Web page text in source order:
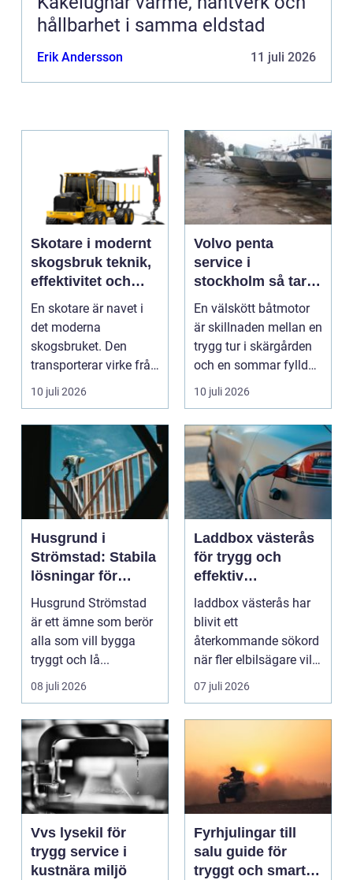
hållbarhet i samma eldstad
Erik Andersson 11 juli 2026
Skotare i modernt
skogsbruk teknik,
effektivitet och
hållbarhet
En skotare är navet i
det moderna
skogsbruket. Den
transporterar virke från
avverkningsplatsen till
10 juli 2026
Volvo penta
service i
stockholm så tar
du hand om din
båtmotor på rätt
sätt
En välskött båtmotor
är skillnaden mellan en
trygg tur i skärgården
och en sommar fylld
av ofrivilli...
10 juli 2026
Husgrund i
Strömstad: Stabila
lösningar för
boende vid kusten
Husgrund Strömstad
är ett ämne som berör
alla som vill bygga
tryggt och lå...
08 juli 2026
Laddbox västerås
för trygg och
effektiv
hemmaladdning
laddbox västerås har
blivit ett
återkommande sökord
när fler elbilsägare vill
ladda hemma på ett
säk...
07 juli 2026
Vvs lysekil för
trygg service i
kustnära miljö
Fyrhjulingar till
salu guide för
tryggt och smart